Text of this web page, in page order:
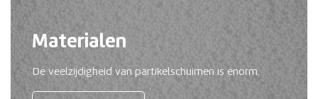
Materialen
De veelzijdigheid van partikelschuimen is enorm.